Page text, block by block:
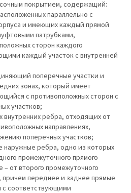
покрытием, содержащий:
параллельно с
и имеющих каждый прямой
патрубками,
сторон каждого
каждый участок с внутренней
поперечные участки и
зонах, который имеет
с противоположных сторон с
участков;
внутренних ребра, отходящих от
направлениях,
поперечных участков;
наружные ребра, одно из которых
промежуточного прямого
– от второго промежуточного
причем переднее и заднее прямые
соответствующими